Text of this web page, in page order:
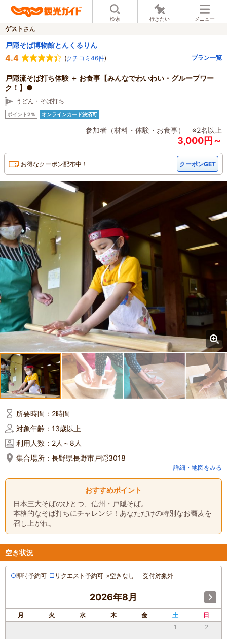
検索 行きたい メニュー
ゲスト さん
戸隠そば博物館とんくるりん
4.4 (クチコミ46件) プラン一覧
戸隠流そば打ち体験 ＋ お食事【みんなでわいわい・グループワー
ク！】●
うどん・そば打ち
ポイント2％ オンラインカード決済可
参加者（材料・体験・お食事） ※2名以上
3,000円～
お得なクーポン配布中！ クーポンGET
所要時間： 2時間
対象年齢： 13歳以上
利用人数： 2人～8人
集合場所： 長野県長野市戸隠3018
詳細・地図をみる
おすすめポイント
日本三大そばのひとつ、信州・戸隠そば。
本格的なそば打ちにチャレンジ！あなただけの特別なお蕎麦を
召し上がれ。
空き状況
○即時予約可 □ リクエスト予約可 ×空きなし － 受付対象外
2026年8月
月 火 水 木 金 土
日
1
2